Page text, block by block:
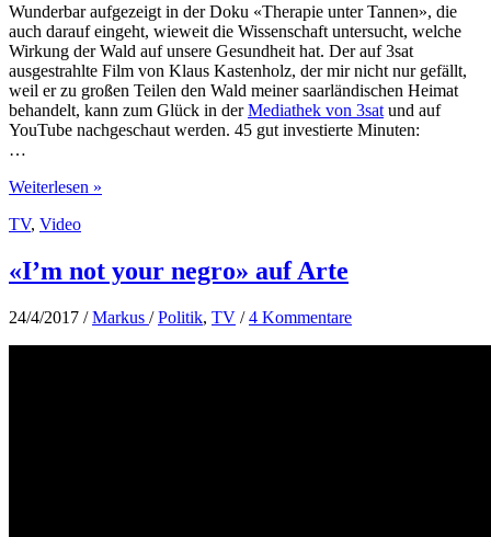
Wunderbar aufgezeigt in der Doku «Therapie unter Tannen», die
auch darauf eingeht, wieweit die Wissenschaft untersucht, welche
Wirkung der Wald auf unsere Gesundheit hat. Der auf 3sat
ausgestrahlte Film von Klaus Kastenholz, der mir nicht nur gefällt,
weil er zu großen Teilen den Wald meiner saarländischen Heimat
behandelt, kann zum Glück in derMediathek von 3sat und auf
YouTube nachgeschaut werden. 45 gut investierte Minuten:
…
Im
atmen
auf
Weiterlesen »
TV, Video
«I’m not your negro» auf Arte
24/4/2017 /Markus /Politik, TV /4 Kommentare